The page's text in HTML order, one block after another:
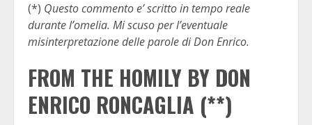
(*) Questo commento e’ scritto in tempo reale
durante l’omelia. Mi scuso per l’eventuale
misinterpretazione delle parole di Don Enrico.
FROM THE HOMILY BY DON
ENRICO RONCAGLIA (**)